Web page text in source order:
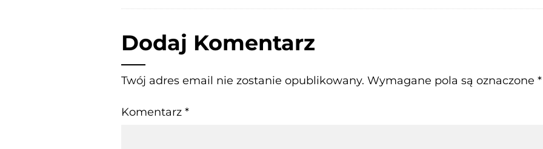
Dodaj Komentarz
Twój adres email nie zostanie opublikowany. Wymagane pola są oznaczone *
Komentarz *